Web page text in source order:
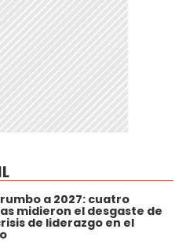
a 2027: cuatro
midieron el desgaste de
de liderazgo en el